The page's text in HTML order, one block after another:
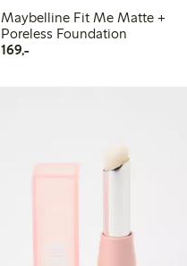
Maybelline Fit Me Matte +
Poreless Foundation
169,-169,00 kr